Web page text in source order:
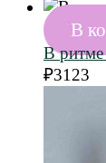
В
В ритме
₽3123